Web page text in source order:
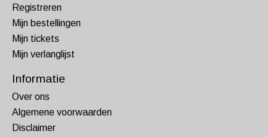
Registreren
Mijn bestellingen
Mijn tickets
Mijn verlanglijst
Informatie
Over ons
Algemene voorwaarden
Disclaimer